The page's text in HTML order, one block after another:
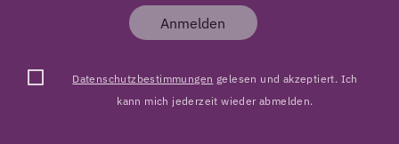
Anmelden
Datenschutzbestimmungen gelesen und akzeptiert. Ich
kann mich jederzeit wieder abmelden.